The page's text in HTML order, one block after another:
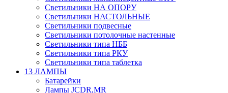
Светильники НА ОПОРУ
Светильники НАСТОЛЬНЫЕ
Светильники подвесные
Светильники потолочные настенные
Светильники типа НББ
Светильники типа РКУ
Светильники типа таблетка
13 ЛАМПЫ
Батарейки
Лампы JCDR,MR